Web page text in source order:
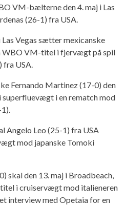
VM-bælterne den 4. maj i Las
(26-1) fra USA.
Vegas sætter mexicanske
WBO VM-titel i fjervægt på spil
USA.
Fernando Martinez (17-0) den
i en rematch mod
Angelo Leo (25-1) fra USA
mod japanske Tomoki
skal den 13. maj i Broadbeach,
i cruiservægt mod italieneren
interview med Opetaia for en